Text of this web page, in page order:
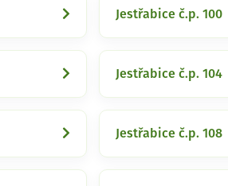
Jestřabice č.p. 100
Jestřabice č.p. 104
Jestřabice č.p. 108